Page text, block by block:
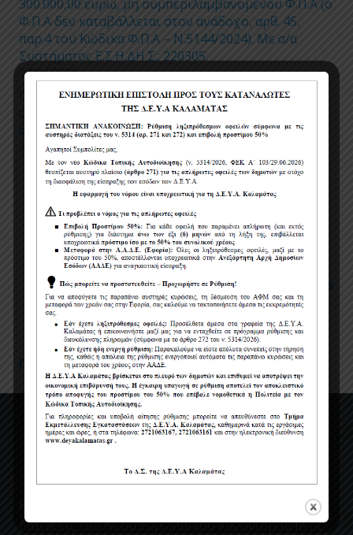
300.000,00 ευρώ, μη συμπεριλαμβανομένου Φ.Π.Α (ο
Φ.Π.Α δεν καταβάλλεται στον ανάδοχο, αρθ. 45,
παρ.4 του Κώδικα Φ.Π.Α – Ν.5144/2024). Με α/α
Συστήματος Ε.Σ.Η.ΔΗ.Σ.: 220305.
27/04/2026
Προσωρινές ρυθμίσεις κυκλοφορίας και
στάθμευσης για την εκτέλεση εργασιών
αντικατάστασης τμημάτων δικτύου ύδρευσης
24/04/2026
Πολιτική χρήσης cookies
Όροι χρήσης
Πολιτική Προστασίας Προσωπικών Δεδομένων
Η ΔΕΥΑΚ ενσωματώνοντας στον κανονισμο της, τις
διατάξεις του Νέου Ευρωπαϊκού Κανονισμού περί